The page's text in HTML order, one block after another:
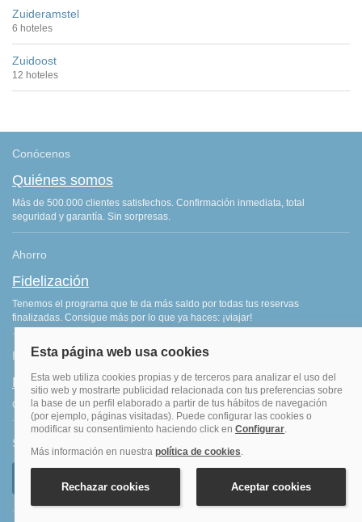
Zuideramstel
6 hoteles
Zuidoost
12 hoteles
Conócenos
Quiénes somos
Más de 500.000 clientes satisfechos. Confirmación inmediata, total
seguridad y garantía. Sin sorpresas.
Ahorro
Fidelización
Tenemos el programa que te da más saldo por todas tus reservas
finalizadas. Consigue más por lo que ya haces: ¡viajar!
Blog de viajes
Blog hoteles y viajes
Consejos de viajes, ofertas de hoteles y últimas noticias del sector.
Síguenos